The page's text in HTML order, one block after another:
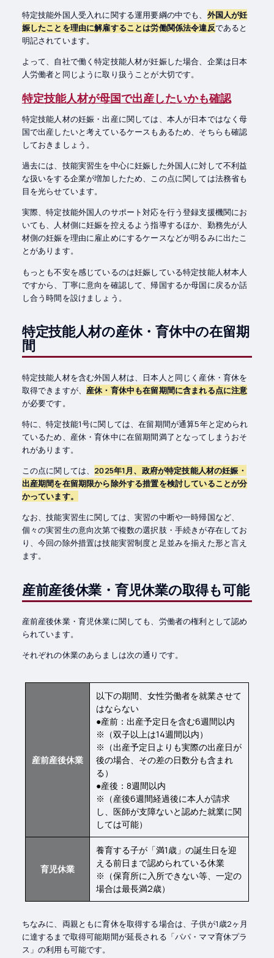
特定技能外国人受入れに関する運用要綱の中でも、 外国人が妊
娠したことを理由に解雇することは労働関係法令違反であると
明記されています。
よって、自社で働く特定技能人材が妊娠した場合、企業は日本
人労働者と同じように取り扱うことが大切です。
特定技能人材が母国で出産したいかも確認
特定技能人材の妊娠・出産に関しては、本人が日本ではなく母
国で出産したいと考えているケースもあるため、そちらも確認
しておきましょう。
過去には、技能実習生を中心に妊娠した外国人に対して不利益
な扱いをする企業が増加したため、この点に関しては法務省も
目を光らせています。
実際、特定技能外国人のサポート対応を行う登録支援機関にお
いても、人材側に妊娠を控えるよう指導するほか、勤務先が人
材側の妊娠を理由に雇止めにするケースなどが明るみに出たこ
とがあります。
もっとも不安を感じているのは妊娠している特定技能人材本人
ですから、丁寧に意向を確認して、帰国するか母国に戻るか話
し合う時間を設けましょう。
特定技能人材の産休・育休中の在留期
間
特定技能人材を含む外国人材は、日本人と同じく産休・育休を
取得できますが、産休・育休中も在留期間に含まれる点に注意
が必要です。
特に、特定技能1号に関しては、在留期間が通算5年と定められ
ているため、産休・育休中に在留期間満了となってしまうおそ
れがあります。
この点に関しては、 2025年1月、政府が特定技能人材の妊娠・
出産期間を在留期限から除外する措置を検討していることが分
かっています。
なお、技能実習生に関しては、実習の中断や一時帰国など、
個々の実習生の意向次第で複数の選択肢・手続きが存在してお
り、今回の除外措置は技能実習制度と足並みを揃えた形と言え
ます。
産前産後休業・育児休業の取得も可能
産前産後休業・育児休業に関しても、労働者の権利として認め
られています。
それぞれの休業のあらましは次の通りです。
産前産後休業
以下の期間、女性労働者を就業させて
はならない
●産前：出産予定日を含む6週間以内
※（双子以上は14週間以内）
※（出産予定日よりも実際の出産日が
後の場合、その差の日数分も含まれ
る）
●産後：8週間以内
※（産後6週間経過後に本人が請求
し、医師が支障ないと認めた就業に関
しては可能）
育児休業
養育する子が「満1歳」の誕生日を迎
える前日まで認められている休業
※（保育所に入所できない等、一定の
場合は最長満2歳）
ちなみに、両親ともに育休を取得する場合は、子供が1歳2ヶ月
に達するまで取得可能期間が延長される「パパ・ママ育休プラ
ス」の利用も可能です。